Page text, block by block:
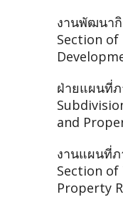
งานพัฒนา
Section of
ฝ่ายแผนที่
and
งานแผนที่
Section
Property